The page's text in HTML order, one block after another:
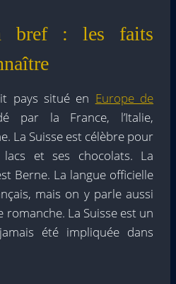
bref : les faits
pays situé en Europe de
par la France, l’Italie,
La Suisse est célèbre pour
lacs et ses chocolats. La
Berne. La langue officielle
mais on y parle aussi
romanche. La Suisse est un
été impliquée dans